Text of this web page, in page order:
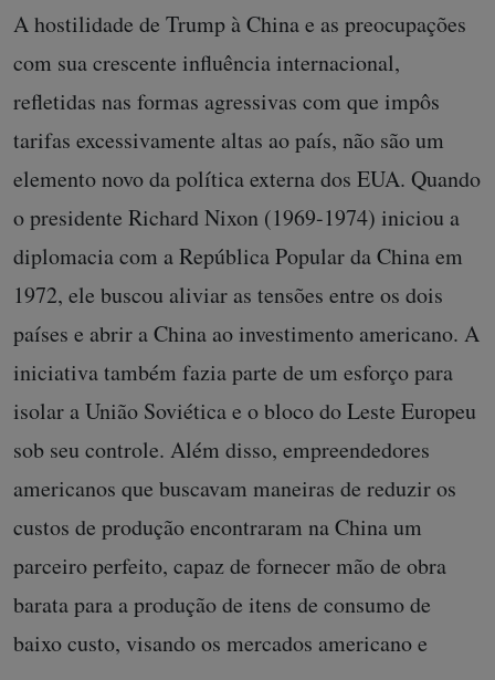
A hostilidade de Trump à China e as preocupações
com sua crescente influência internacional,
refletidas nas formas agressivas com que impôs
tarifas excessivamente altas ao país, não são um
elemento novo da política externa dos EUA. Quando
o presidente Richard Nixon (1969-1974) iniciou a
diplomacia com a República Popular da China em
1972, ele buscou aliviar as tensões entre os dois
países e abrir a China ao investimento americano. A
iniciativa também fazia parte de um esforço para
isolar a União Soviética e o bloco do Leste Europeu
sob seu controle. Além disso, empreendedores
americanos que buscavam maneiras de reduzir os
custos de produção encontraram na China um
parceiro perfeito, capaz de fornecer mão de obra
barata para a produção de itens de consumo de
baixo custo, visando os mercados americano e